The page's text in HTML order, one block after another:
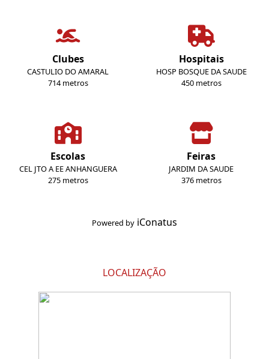
Clubes
CASTULIO DO AMARAL
714 metros
Hospitais
HOSP BOSQUE DA SAUDE
450 metros
Escolas
CEL JTO A EE ANHANGUERA
275 metros
Feiras
JARDIM DA SAUDE
376 metros
Powered by iConatus
LOCALIZAÇÃO